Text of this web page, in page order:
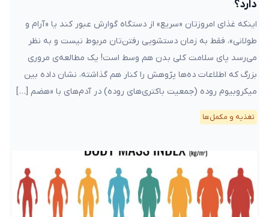
دارد؟
اینکه غذای امروزتان «سریع» از دستگاه گوارش عبور کند یا «آرام و
طولانی»، فقط به زمان دستشویی رفتن‌تان مربوط نیست و به نظر
می‌رسد پای سلامت کلی بدن هم وسط است! یک مطالعه‌ی مروری
بزرگ که اطلاعات ده‌ها پژوهش را کنار هم گذاشته، نشان داده بین
میکروبیوم روده (جمعیت باکتری‌های روده) در آدم‌های با «هضم […]
تغذیه و مکمل‌ها